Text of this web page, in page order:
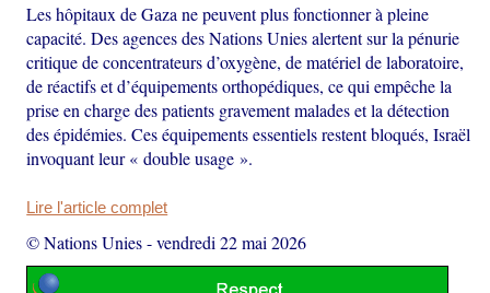
Les hôpitaux de Gaza ne peuvent plus fonctionner à pleine
capacité. Des agences des Nations Unies alertent sur la pénurie
critique de concentrateurs d’oxygène, de matériel de laboratoire,
de réactifs et d’équipements orthopédiques, ce qui empêche la
prise en charge des patients gravement malades et la détection
des épidémies. Ces équipements essentiels restent bloqués, Israël
invoquant leur « double usage ».
Lire l'article complet
© Nations Unies-vendredi 22 mai 2026